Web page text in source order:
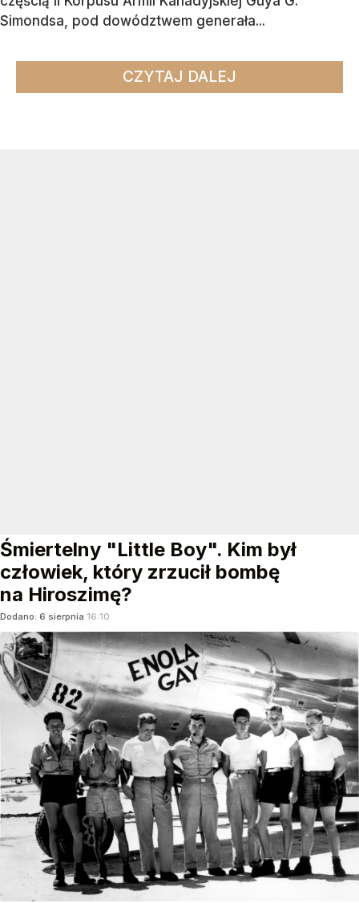
Simondsa, pod dowództwem generała...
CZYTAJ DALEJ
Śmiertelny "Little Boy". Kim był
człowiek, który zrzucił bombę
na Hiroszimę?
Dodano: 6 sierpnia 16:10